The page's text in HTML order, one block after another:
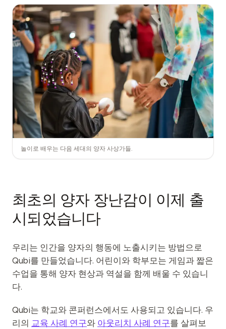
놀이로 배우는 다음 세대의 양자 사상가들.
최초의 양자 장난감이 이제 출
시되었습니다
우리는 인간을 양자의 행동에 노출시키는 방법으로
Qubi를 만들었습니다. 어린이와 학부모는 게임과 짧은
수업을 통해 양자 현상과 역설을 함께 배울 수 있습니
다.
Qubi는 학교와 콘퍼런스에서도 사용되고 있습니다. 우
리의 교육 사례 연구와 아웃리치 사례 연구를 살펴보